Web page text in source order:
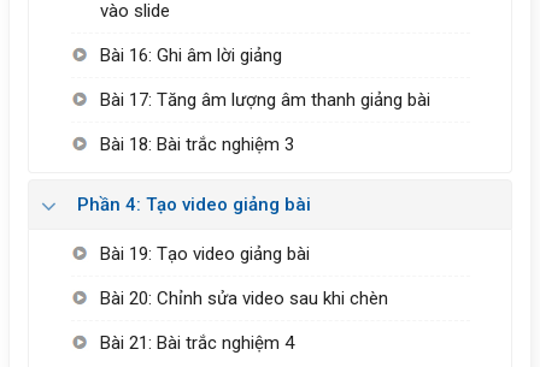
vào slide
Bài 16: Ghi âm lời giảng
Bài 17: Tăng âm lượng âm thanh giảng bài
Bài 18: Bài trắc nghiệm 3
Phần 4: Tạo video giảng bài
Bài 19: Tạo video giảng bài
Bài 20: Chỉnh sửa video sau khi chèn
Bài 21: Bài trắc nghiệm 4